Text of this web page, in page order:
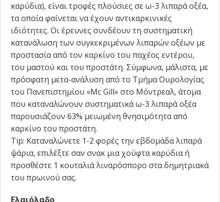
καρύδια), είναι τροφές πλούσιες σε ω-3 λιπαρά οξέα,
τα οποία φαίνεται να έχουν αντικαρκινικές
ιδιότητες. Οι έρευνες συνδέουν τη συστηματική
κατανάλωση των συγκεκριμένων λιπαρών οξέων με
προστασία από τον καρκίνο του παχέος εντέρου,
του μαστού και του προστάτη. Σύμφωνα, μάλιστα, με
πρόσφατη μετα-ανάλυση από το Τμήμα Ουρολογίας
του Πανεπιστημίου «Mc Gill» στο Μόντρεαλ, άτομα
που καταναλώνουν συστηματικά ω-3 λιπαρά οξέα
παρουσιάζουν 63% μειωμένη θνησιμότητα από
καρκίνο του προστάτη.
Tip: Καταναλώνετε 1-2 φορές την εβδομάδα λιπαρά
ψάρια, επιλέξτε σαν σνακ μια χούφτα καρύδια ή
προσθέστε 1 κουταλιά λιναρόσπορο στα δημητριακά
του πρωινού σας.
Ελαιόλαδο